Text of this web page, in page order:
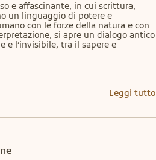
e affascinante, in cui scrittura,
un linguaggio di potere e
con le forze della natura e con
si apre un dialogo antico
e l’invisibile, tra il sapere e
Leggi tutto